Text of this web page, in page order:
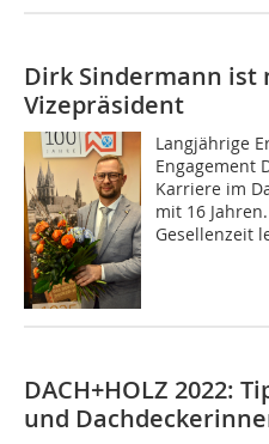
Dirk Sindermann ist
Vizepräsident
Langjährige
Engagement
Karriere im
mit 16
Gesellenzeit
DACH+HOLZ 2022:
und